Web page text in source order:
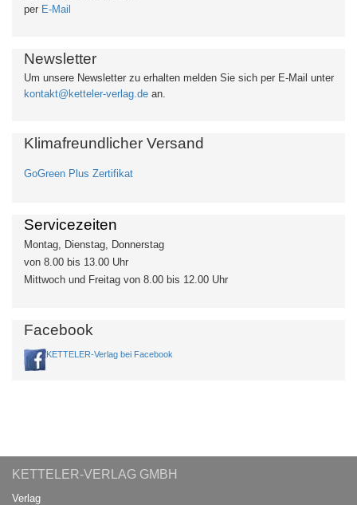
per E-Mail
Newsletter
Um unsere Newsletter zu erhalten melden Sie sich per E-Mail unter
kontakt@ketteler-verlag.de an.
Klimafreundlicher Versand
GoGreen Plus Zertifikat
Servicezeiten
Montag, Dienstag, Donnerstag
von 8.00 bis 13.00 Uhr
Mittwoch und Freitag von 8.00 bis 12.00 Uhr
Facebook
KETTELER-Verlag bei Facebook
KETTELER-VERLAG GMBH
Verlag